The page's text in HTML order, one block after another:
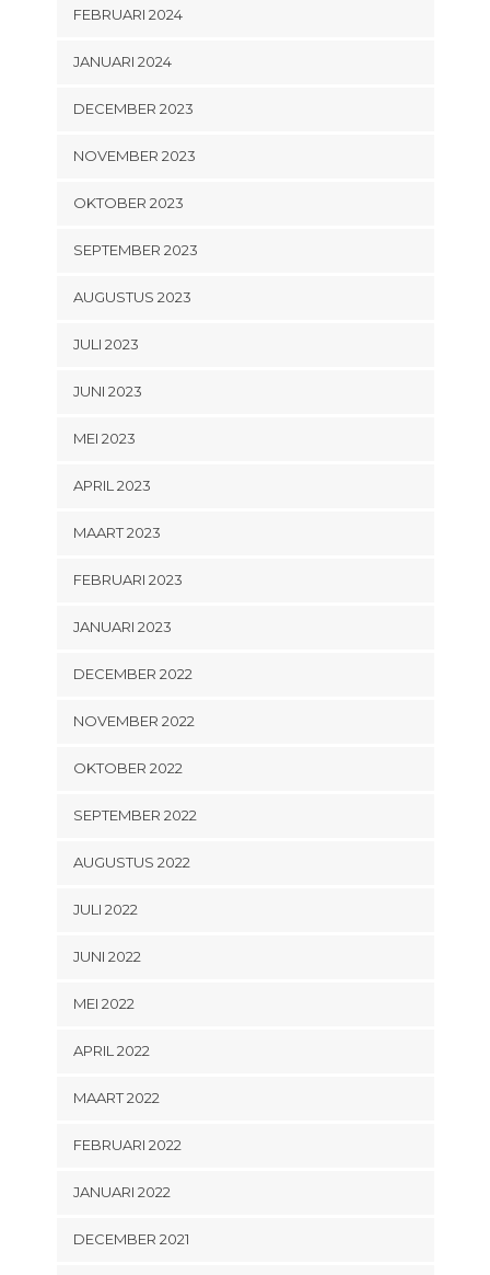
FEBRUARI 2024
JANUARI 2024
DECEMBER 2023
NOVEMBER 2023
OKTOBER 2023
SEPTEMBER 2023
AUGUSTUS 2023
JULI 2023
JUNI 2023
MEI 2023
APRIL 2023
MAART 2023
FEBRUARI 2023
JANUARI 2023
DECEMBER 2022
NOVEMBER 2022
OKTOBER 2022
SEPTEMBER 2022
AUGUSTUS 2022
JULI 2022
JUNI 2022
MEI 2022
APRIL 2022
MAART 2022
FEBRUARI 2022
JANUARI 2022
DECEMBER 2021